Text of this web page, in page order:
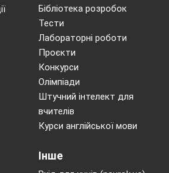
Бібліотека розробок
Тести
Лабораторні роботи
Проєкти
Конкурси
Олімпіади
Штучний інтелект для
вчителів
Курси англійської мови
Інше